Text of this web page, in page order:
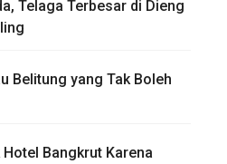
Telaga Terbesar di Dieng
Belitung yang Tak Boleh
Hotel Bangkrut Karena